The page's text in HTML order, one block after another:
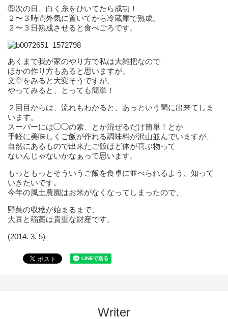
⑤次の日、白く糸をひいてたら成功！
２〜３時間外気に置いてから冷蔵庫で熟成。
２〜３日熟成させると食べごろです。
あくまで我が家のやり方で私は大雑把なので
ほかの作り方もあると思いますが、
文章をみると大変そうですが、
やってみると、とっても簡単！
２回目からは、流れもわかると、あっという間に出来てしま
います。
スーパーには◯◯の素、とか混ぜるだけ簡単！とか
手軽に美味しくご飯が作れる調味料が沢山並んでいますが、
自然にあるもので出来たご飯ほど体が喜ぶ物って
ないんじゃないかなぁって思います。
もっともっとそういうご飯を食卓に並べられるよう、知って
いきたいです。
今年の風土農園はお米がなくなってしまったので、
野菜の収穫が始まるまで、
大豆と稲藁は貴重な財産です。
(2014. 3. 5)
Writer